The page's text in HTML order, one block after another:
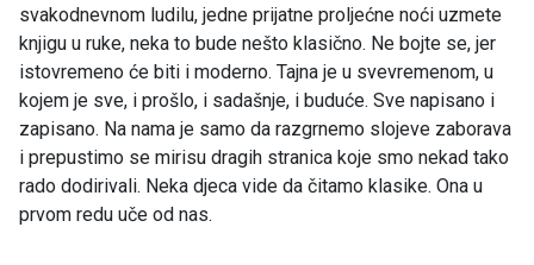
svakodnevnom ludilu, jedne prijatne proljećne noći uzmete
knjigu u ruke, neka to bude nešto klasično. Ne bojte se, jer
istovremeno će biti i moderno. Tajna je u svevremenom, u
kojem je sve, i prošlo, i sadašnje, i buduće. Sve napisano i
zapisano. Na nama je samo da razgrnemo slojeve zaborava
i prepustimo se mirisu dragih stranica koje smo nekad tako
rado dodirivali. Neka djeca vide da čitamo klasike. Ona u
prvom redu uče od nas.